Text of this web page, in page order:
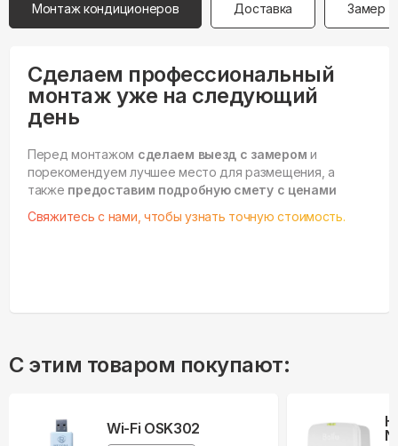
Монтаж кондиционеров Доставка Замер
Сделаем профессиональный
монтаж уже на следующий
день
Перед монтажом сделаем выезд с замером и
порекомендуем лучшее место для размещения, а
также предоставим подробную смету с ценами
Свяжитесь с нами, чтобы узнать точную стоимость.
С этим товаром покупают:
Wi-Fi OSK302